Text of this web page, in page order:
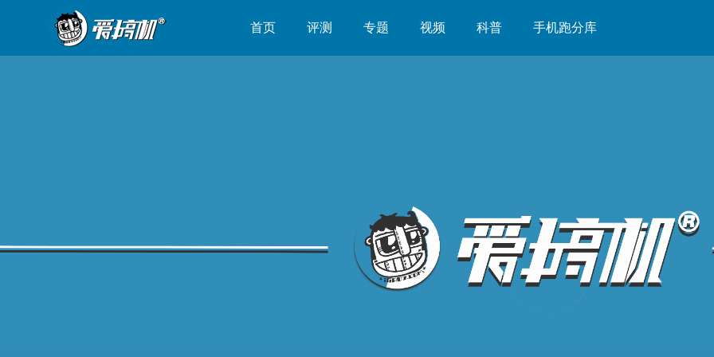
首页 评测 专题 视频 科普 手机跑分库